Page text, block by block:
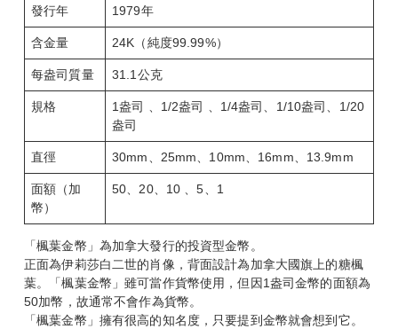
發行年 1979年
含金量 24K（純度99.99%）
每盎司質量 31.1公克
規格
1盎司 、1/2盎司 、1/4盎司、1/10盎司、1/20
盎司
直徑 30mm、25mm、10mm、16mm、13.9mm
面額（加
幣）
50、20、10 、5、1
「楓葉金幣」為加拿大發行的投資型金幣。
正面為伊莉莎白二世的肖像，背面設計為加拿大國旗上的糖楓
葉。「楓葉金幣」雖可當作貨幣使用，但因1盎司金幣的面額為
50加幣，故通常不會作為貨幣。
「楓葉金幣」擁有很高的知名度，只要提到金幣就會想到它。